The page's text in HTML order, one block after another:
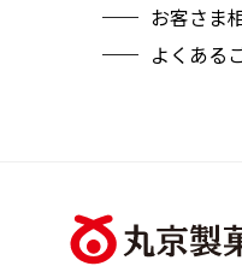
お客さま
よくある